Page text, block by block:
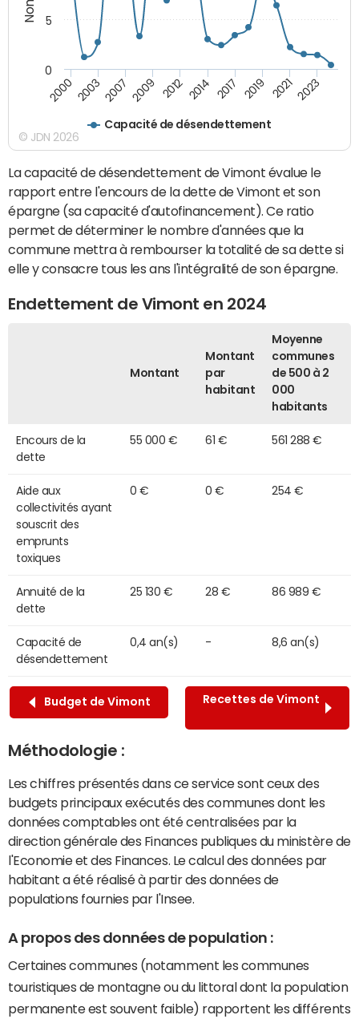
Capacité de désendettement
2000 2003 2007 2009 2012 2014 2017 2019 2021 2023
0
5
© JDN 2026
La capacité de désendettement de Vimont évalue le
rapport entre l'encours de la dette de Vimont et son
épargne (sa capacité d'autofinancement). Ce ratio
permet de déterminer le nombre d'années que la
commune mettra à rembourser la totalité de sa dette si
elle y consacre tous les ans l'intégralité de son épargne.
Endettement de Vimont en 2024
Montant
Montant
par
habitant
Moyenne
communes
de 500 à 2
000
habitants
Encours de la
dette
55 000 € 61 € 561 288 €
Aide aux
collectivités ayant
souscrit des
emprunts
toxiques
0 € 0 € 254 €
Annuité de la
dette
25 130 € 28 € 86 989 €
Capacité de
désendettement
0,4 an(s) - 8,6 an(s)
Budget de Vimont Recettes de Vimont
Méthodologie :
Les chiffres présentés dans ce service sont ceux des
budgets principaux exécutés des communes dont les
données comptables ont été centralisées par la
direction générale des Finances publiques du ministère de
l'Economie et des Finances. Le calcul des données par
habitant a été réalisé à partir des données de
populations fournies par l'Insee.
A propos des données de population :
Certaines communes (notamment les communes
touristiques de montagne ou du littoral dont la population
permanente est souvent faible) rapportent les différents